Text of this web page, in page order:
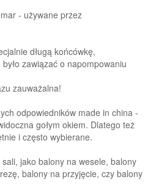
- używane przez
długą końcówkę,
zawiązać o napompowaniu
zauważalna!
odpowiedników made in china -
gołym okiem. Dlatego też
i często wybierane.
jako balony na wesele, balony
balony na przyjęcie, czy balony